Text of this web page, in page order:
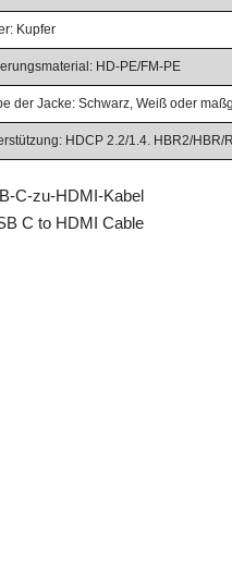
Kupfer
HD-PE/FM-PE
der Jacke: Schwarz, Weiß oder
HDCP 2.2/1.4. HBR2/
C-zu-HDMI-Kabel